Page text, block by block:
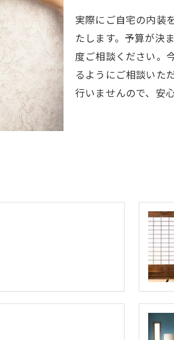
実際にご自宅の内装
たします。予算が決
度ご相談ください。
るようにご相談いた
行いませんので、安